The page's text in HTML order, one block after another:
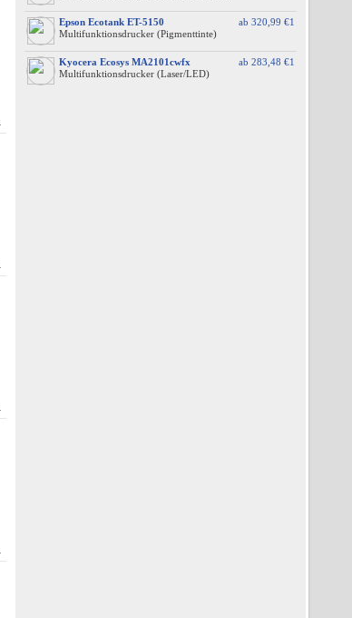
ab 320,99 €1
Epson Ecotank ET-5150
Multifunktionsdrucker (Pigmenttinte)
ab 283,48 €1
Kyocera Ecosys MA2101cwfx
Multifunktionsdrucker (Laser/LED)